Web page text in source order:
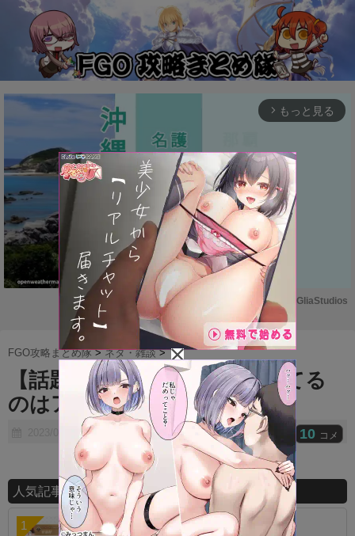
arrow_forward_ios もっと見る
u
t
e
Powered by GliaStudios
FGO攻略まとめ隊 >ネタ・雑談 >
【話題】今のFGOがこうなってる
のはアニプレの影響説ｗｗ
2023/05/20 10 コメ
人気記事ランキング